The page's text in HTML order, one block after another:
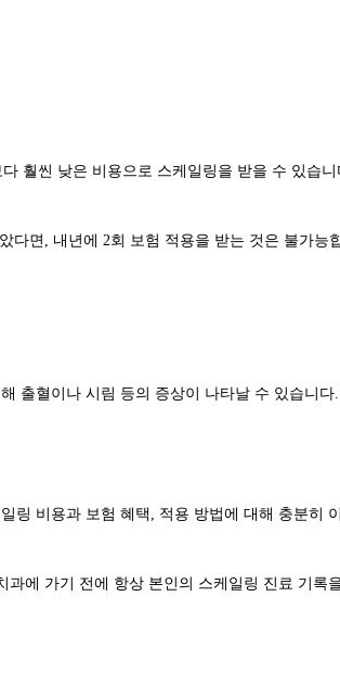
훨씬 낮은 비용으로 스케일링을 받을 수 있습
면, 내년에 2회 보험 적용을 받는 것은 불가능
출혈이나 시림 등의 증상이 나타날 수 있습니
비용과 보험 혜택, 적용 방법에 대해 충분히
에 가기 전에 항상 본인의 스케일링 진료 기록